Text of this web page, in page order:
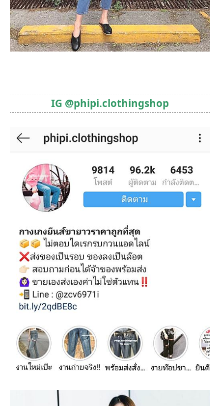
IG @phipi.clothingshop